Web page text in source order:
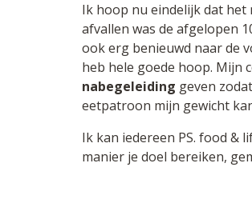
Ik hoop nu eindelijk dat het
afvallen was de afgelopen
ook erg benieuwd naar de
heb hele goede hoop. Mijn
nabegeleiding geven
eetpatroon mijn gewicht
Ik kan iedereen PS. food &
manier je doel bereiken,